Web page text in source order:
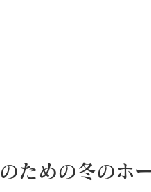
ための冬のホ